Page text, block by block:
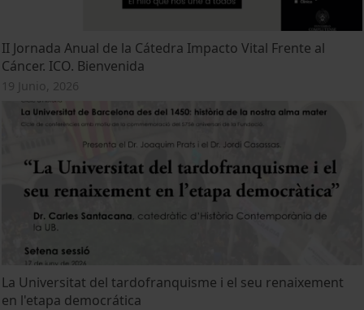
II Jornada Anual de la Cátedra Impacto Vital Frente al
Cáncer. ICO. Bienvenida
19 Junio, 2026
La Universitat del tardofranquisme i el seu renaixement
en l'etapa democrática